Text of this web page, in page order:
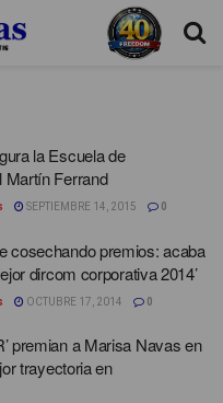
la Escuela de
Martín Ferrand
SEPTIEMBRE 14, 2015 0
cosechando premios: acaba
dircom corporativa 2014’
OCTUBRE 17, 2014 0
premian a Marisa Navas en
trayectoria en